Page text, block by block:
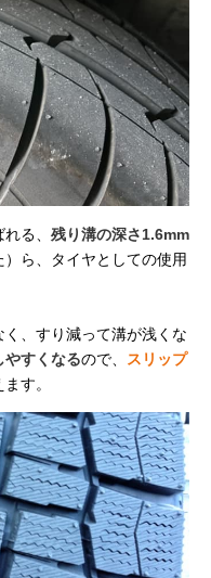
る、 残り溝の深さ1.6mm
ら、タイヤとしての使用
、すり減って溝が浅くな
やすくなるので、
スリップ
す。